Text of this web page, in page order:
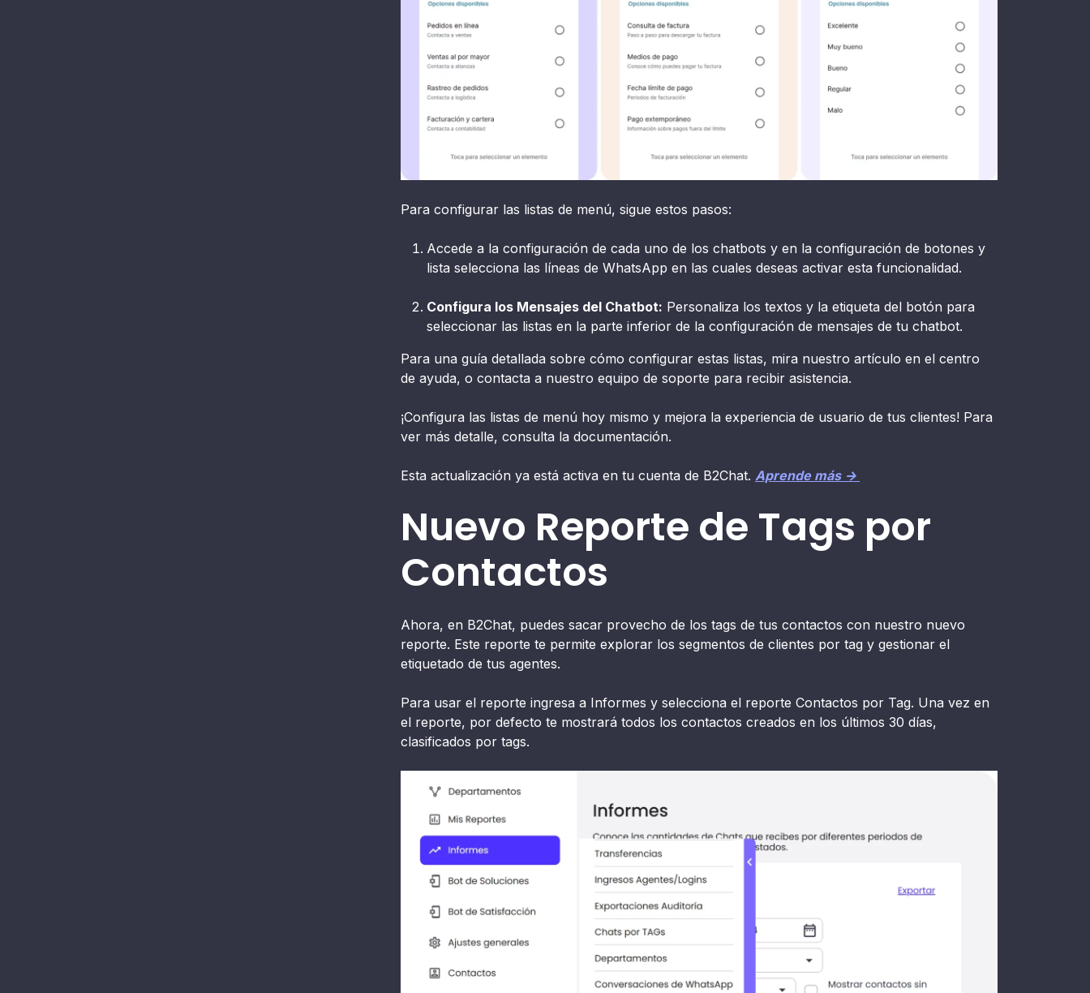
Para configurar las listas de menú, sigue estos pasos:
Accede a la configuración de cada uno de los chatbots y en la configuración de botones y
lista selecciona las líneas de WhatsApp en las cuales deseas activar esta funcionalidad.
Configura los Mensajes del Chatbot: Personaliza los textos y la etiqueta del botón para
seleccionar las listas en la parte inferior de la configuración de mensajes de tu chatbot.
Para una guía detallada sobre cómo configurar estas listas, mira nuestro artículo en el centro
de ayuda, o contacta a nuestro equipo de soporte para recibir asistencia.
¡Configura las listas de menú hoy mismo y mejora la experiencia de usuario de tus clientes! Para
ver más detalle, consulta la documentación.
Esta actualización ya está activa en tu cuenta de B2Chat. Aprende más →
Nuevo Reporte de Tags por
Contactos
Ahora, en B2Chat, puedes sacar provecho de los tags de tus contactos con nuestro nuevo
reporte. Este reporte te permite explorar los segmentos de clientes por tag y gestionar el
etiquetado de tus agentes.
Para usar el reporte ingresa a Informes y selecciona el reporte Contactos por Tag. Una vez en
el reporte, por defecto te mostrará todos los contactos creados en los últimos 30 días,
clasificados por tags.